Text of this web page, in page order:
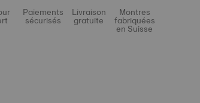
Paiements
sécurisés
Livraison
gratuite
Montres
fabriquées
en Suisse